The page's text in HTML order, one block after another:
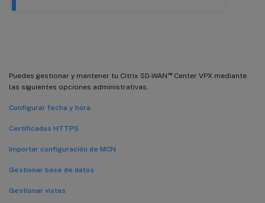
Puedes gestionar y mantener tu Citrix SD-WAN ™Center VPX mediante
las siguientes opciones administrativas.
Configurar fecha y hora
Certificados HTTPS
Importar configuración de MCN
Gestionar base de datos
Gestionar vistas